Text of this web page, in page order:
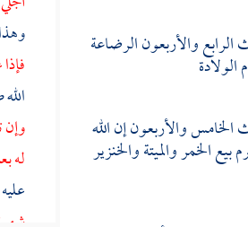
الرابع والأربعون الرضاعة
الولادة
الخامس والأربعون إن الله
الخمر والميتة والخنزير
وإن
له